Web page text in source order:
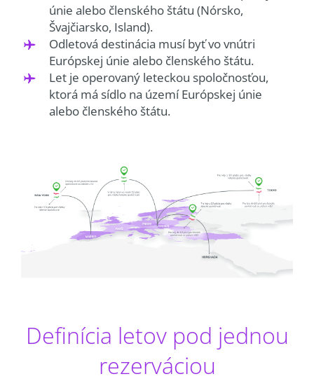
únie alebo členského štátu (Nórsko,
Švajčiarsko, Island).
Odletová destinácia musí byť vo vnútri
Európskej únie alebo členského štátu.
Let je operovaný leteckou spoločnosťou,
ktorá má sídlo na území Európskej únie
alebo členského štátu.
Definícia letov pod jednou
rezerváciou